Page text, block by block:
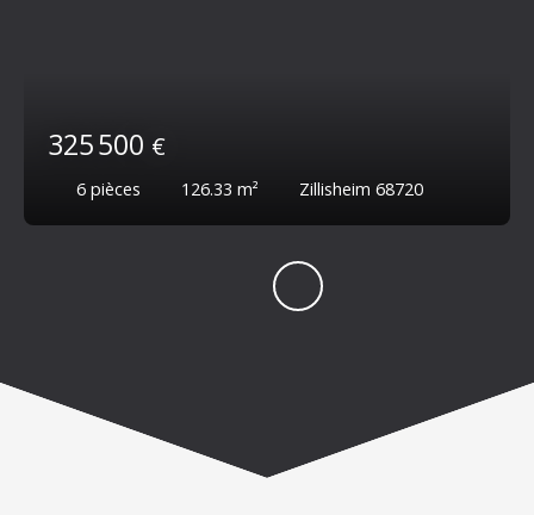
325 500 €
6 pièces 126.33 m² Zillisheim 68720